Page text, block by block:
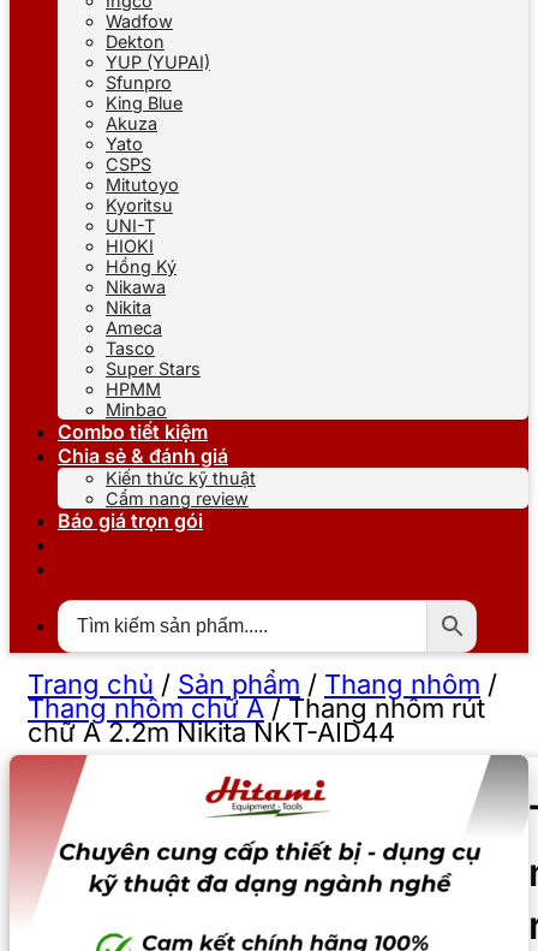
Wadfow
Dekton
YUP (YUPAI)
Sfunpro
King Blue
Akuza
Yato
CSPS
Mitutoyo
Kyoritsu
UNI-T
HIOKI
Hồng Ký
Nikawa
Nikita
Ameca
Tasco
Super Stars
HPMM
Minbao
Combo tiết kiệm
Chia sẻ & đánh giá
Kiến thức kỹ thuật
Cẩm nang review
Báo giá trọn gói
Trang chủ / Sản phẩm / Thang nhôm /
Thang nhôm chữ A/Thang nhôm rút
chữ A 2.2m Nikita NKT-AID44